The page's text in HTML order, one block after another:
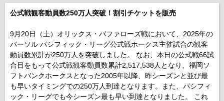
公式戦観客動員数250万人突破！割引チケットを販売
9月20日（土）オリックス・バファローズ戦において、2025年の
パーソル パシフィック・リーグ公式戦ホークス主催試合の観客
動員数累計が250万人を突破しました。 なお、本日の公式戦66試
合目をもって公式戦観客動員数累計2,517,538人となり、福岡ソ
フトバンクホークスとなった2005年以降、昨シーズンと並び最
も早いタイミングでの250万人到達となります。また、パシフィ
ック・リーグでも今シーズン最も早い到達となりました。 これ